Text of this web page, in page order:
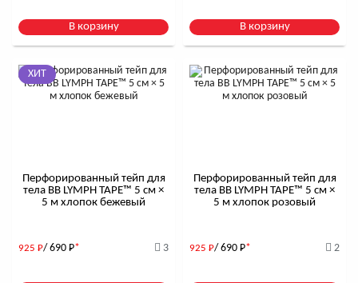
В корзину В корзину
ХИТ
Перфорированный тейп для
тела BB LYMPH TAPE™ 5 см ×
5 м хлопок бежевый
925 Р/ 690 Р* 3
Перфорированный тейп для
тела BB LYMPH TAPE™ 5 см ×
5 м хлопок розовый
925 Р/ 690 Р* 2